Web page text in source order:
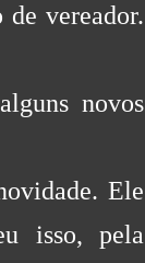
vereador.
novos
Ele
isso, pela